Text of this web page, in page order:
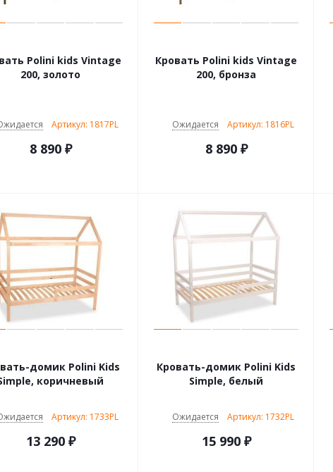
Polini kids Vintage
200, золото
Артикул: 1817PL
8 890₽
Кровать Polini kids Vintage
200, бронза
Ожидается Артикул: 1816PL
8 890₽
домик Polini Kids
коричневый
Артикул: 1733PL
13 290₽
Кровать-домик Polini Kids
Simple, белый
Ожидается Артикул: 1732PL
15 990₽